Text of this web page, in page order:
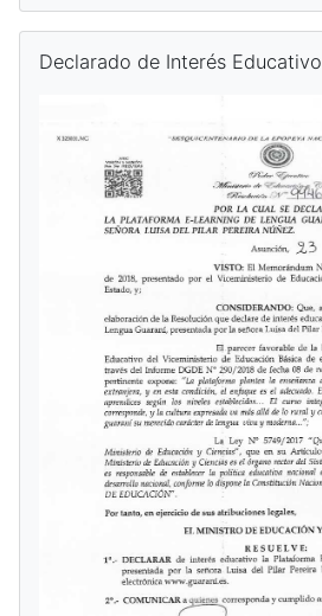
Declarado de Interés Educativo